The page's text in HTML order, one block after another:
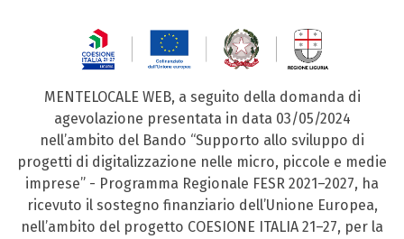
MENTELOCALE WEB, a seguito della domanda di
agevolazione presentata in data 03/05/2024
nell’ambito del Bando “Supporto allo sviluppo di
progetti di digitalizzazione nelle micro, piccole e medie
imprese” - Programma Regionale FESR 2021–2027, ha
ricevuto il sostegno finanziario dell’Unione Europea,
nell’ambito del progetto COESIONE ITALIA 21–27, per la